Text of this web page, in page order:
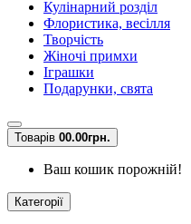
Кулінарний розділ
Флористика, весілля
Творчість
Жіночі примхи
Іграшки
Подарунки, свята
Товарів 00.00грн.
Ваш кошик порожній!
Категорії